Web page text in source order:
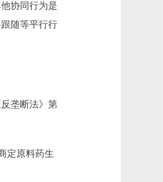
协同行为是
随等平行行
垄断法》第
定原料药生